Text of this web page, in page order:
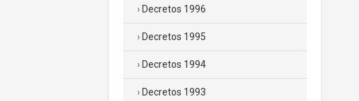
Decretos 1996
Decretos 1995
Decretos 1994
Decretos 1993